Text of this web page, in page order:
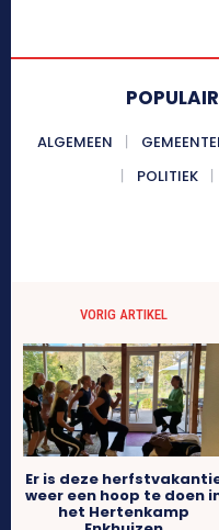
ALGEMEEN
POLITIEK
VORIG ARTIKEL
Er is deze
weer een hoop te doen
het Hertenkamp